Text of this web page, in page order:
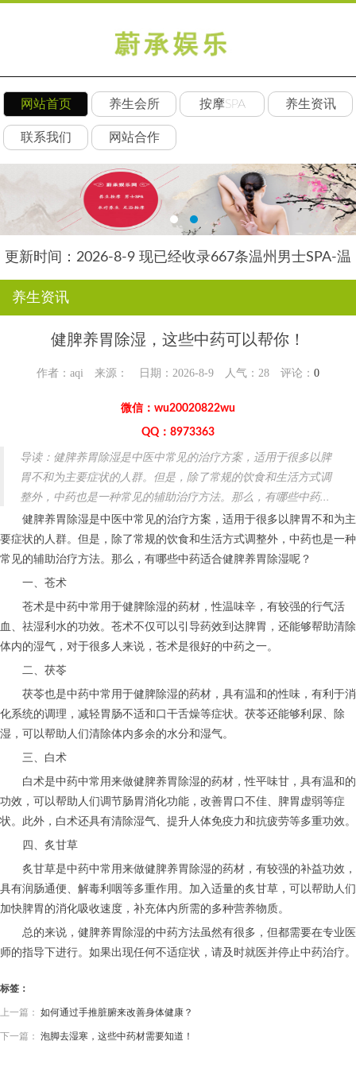
网站首页 养生会所 按摩SPA 养生资讯
联系我们 网站合作
更新时间：2026-8-9 现已经收录667条温州男士SPA-温
养生资讯
健脾养胃除湿，这些中药可以帮你！
作者：aqi 来源： 日期：2026-8-9 人气： 28 评论： 0
微信：wu20020822wu
QQ：8973363
导读：健脾养胃除湿是中医中常见的治疗方案，适用于很多以脾
胃不和为主要症状的人群。但是，除了常规的饮食和生活方式调
整外，中药也是一种常见的辅助治疗方法。那么，有哪些中药...
健脾养胃除湿是中医中常见的治疗方案，适用于很多以脾胃不和为主
要症状的人群。但是，除了常规的饮食和生活方式调整外，中药也是一种
常见的辅助治疗方法。那么，有哪些中药适合健脾养胃除湿呢？
一、苍术
苍术是中药中常用于健脾除湿的药材，性温味辛，有较强的行气活
血、祛湿利水的功效。苍术不仅可以引导药效到达脾胃，还能够帮助清除
体内的湿气，对于很多人来说，苍术是很好的中药之一。
二、茯苓
茯苓也是中药中常用于健脾除湿的药材，具有温和的性味，有利于消
化系统的调理，减轻胃肠不适和口干舌燥等症状。茯苓还能够利尿、除
湿，可以帮助人们清除体内多余的水分和湿气。
三、白术
白术是中药中常用来做健脾养胃除湿的药材，性平味甘，具有温和的
功效，可以帮助人们调节肠胃消化功能，改善胃口不佳、脾胃虚弱等症
状。此外，白术还具有清除湿气、提升人体免疫力和抗疲劳等多重功效。
四、炙甘草
炙甘草是中药中常用来做健脾养胃除湿的药材，有较强的补益功效，
具有润肠通便、解毒利咽等多重作用。加入适量的炙甘草，可以帮助人们
加快脾胃的消化吸收速度，补充体内所需的多种营养物质。
总的来说，健脾养胃除湿的中药方法虽然有很多，但都需要在专业医
师的指导下进行。如果出现任何不适症状，请及时就医并停止中药治疗。
标签：
上一篇： 如何通过手推脏腑来改善身体健康？
下一篇： 泡脚去湿寒，这些中药材需要知道！